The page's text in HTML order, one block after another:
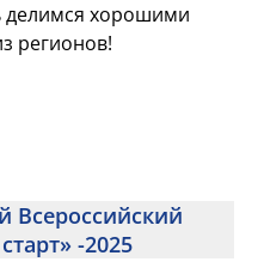
делимся хорошими
регионов!
Всероссийский
-2025